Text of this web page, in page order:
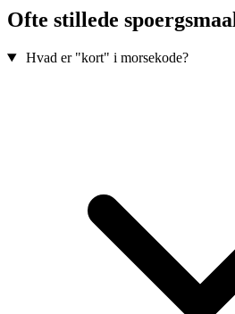
Ofte stillede spoergsmaal
Hvad er "kort" i morsekode?